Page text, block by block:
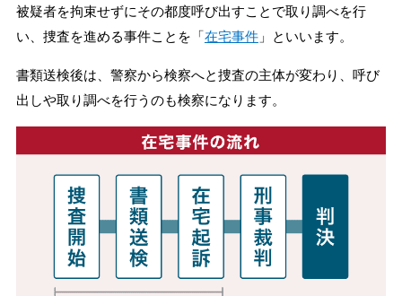
被疑者を拘束せずにその都度呼び出すことで取り調べを行
い、捜査を進める事件ことを「在宅事件」といいます。
書類送検後は、警察から検察へと捜査の主体が変わり、呼び
出しや取り調べを行うのも検察になります。